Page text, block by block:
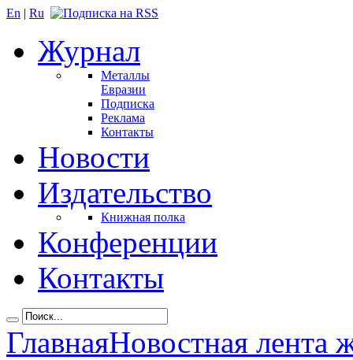
En | Ru
Журнал
Металлы
Евразии
Подписка
Реклама
Контакты
Новости
Издательство
Книжная полка
Конференции
Контакты
ГлавнаяНовостная лента